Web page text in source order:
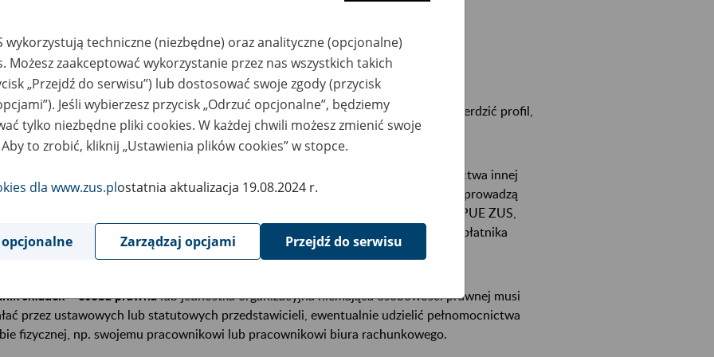
założyć konto na PUE ZUS
na PUE ZUS zakładany jest zawsze dla osoby fizycznej. Aby zarejestrować i potwierdzić profil,
mieć skończone 13 lat.
może założyć profil dla siebie lub udzielić pełnomocnictwa innej
(np. księgowej lub pracownikowi biura rachunkowego). Przedsiębiorcom, którzy prowadzą
jako osoba fizyczna, system automatycznie przypisze rolę płatnik do konta PUE ZUS,
dane w zakładanym profilu będą takie same jak te, które były podane w zgłoszeniu płatnika
(np. NIP, PESEL).
składek – osoba prawnalub jednostka organizacyjna niemająca osobowości prawnej musi
przez ustawowych lub statutowych przedstawicieli, ewentualnie udzielić pełnomocnictwa
fizycznej, np. swojemu pracownikowi lub pracownikowi biura rachunkowego.
wykorzystują techniczne (niezbędne) oraz analityczne (opcjonalne)
Możesz zaakceptować wykorzystanie przez nas wszystkich takich
„Przejdź do serwisu”) lub dostosować swoje zgody (przycisk
Jeśli wybierzesz przycisk „Odrzuć opcjonalne”, będziemy
tylko niezbędne pliki cookies. W każdej chwili możesz zmienić swoje
to zrobić, kliknij „Ustawienia plików cookies” w stopce.
dla www.zus.plostatnia aktualizacja 19.08.2024 r.
Zarządzaj opcjami Przejdź do serwisu